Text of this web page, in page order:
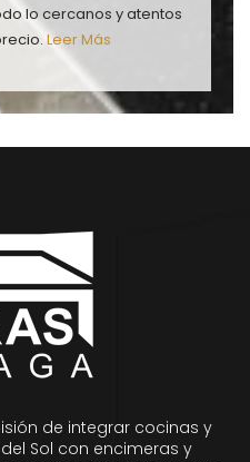
lo cercanos y atentos
Leer Más
de integrar cocinas y
Sol con encimeras y